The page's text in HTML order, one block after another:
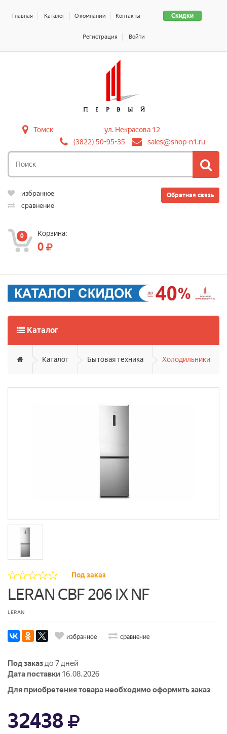
Скидки
Главная Каталог О компании Контакты
Регистрация Войти
Томск
ул. Некрасова 12
(3822) 50-95-35
sales@shop-n1.ru
Обратная связь
избранное
сравнение
0 Корзина:
0
Каталог
Каталог Бытовая техника Холодильники
Под заказ
LERAN CBF 206 IX NF
LERAN
избранное сравнение
Под заказдо 7 дней
Дата поставки 16.08.2026
Для приобретения товара необходимо оформить заказ
32438